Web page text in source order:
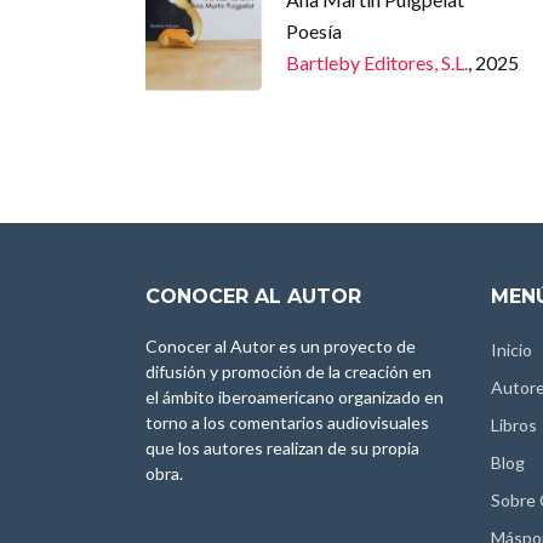
Poesía
Bartleby Editores, S.L., 2025
CONOCER AL AUTOR
Conocer al Autor es un proyecto de
difusión y promoción de la creación en
el ámbito iberoamericano organizado en
torno a los comentarios audiovisuales
que los autores realizan de su propia
obra.
Inicio
Libros
Blog
Sobre